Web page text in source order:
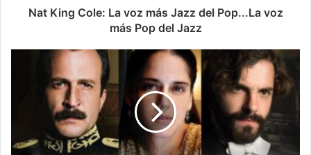
Nat King Cole: La voz más Jazz del Pop...La voz
más Pop del Jazz